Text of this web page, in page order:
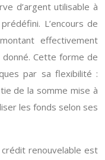
d’argent utilisable à
L’encours de
effectivement
Cette forme de
par sa flexibilité :
de la somme mise à
les fonds selon ses
renouvelable est